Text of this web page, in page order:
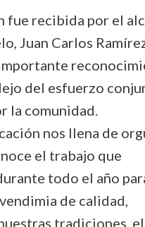
fue recibida por el
Juan Carlos
del esfuerzo
la comunidad.
nos llena de
el trabajo que
todo el año
de calidad,
tradiciones, el